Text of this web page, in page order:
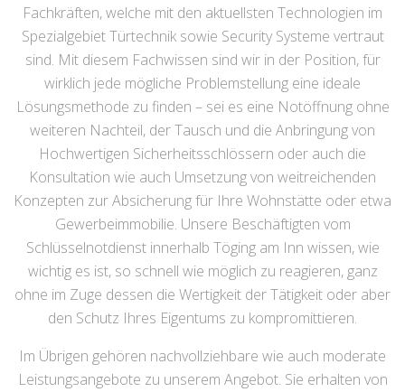
Fachkräften, welche mit den aktuellsten Technologien im
Spezialgebiet Türtechnik sowie Security Systeme vertraut
sind. Mit diesem Fachwissen sind wir in der Position, für
wirklich jede mögliche Problemstellung eine ideale
Lösungsmethode zu finden – sei es eine Notöffnung ohne
weiteren Nachteil, der Tausch und die Anbringung von
Hochwertigen Sicherheitsschlössern oder auch die
Konsultation wie auch Umsetzung von weitreichenden
Konzepten zur Absicherung für Ihre Wohnstätte oder etwa
Gewerbeimmobilie. Unsere Beschäftigten vom
Schlüsselnotdienst innerhalb Töging am Inn wissen, wie
wichtig es ist, so schnell wie möglich zu reagieren, ganz
ohne im Zuge dessen die Wertigkeit der Tätigkeit oder aber
den Schutz Ihres Eigentums zu kompromittieren.
Im Übrigen gehören nachvollziehbare wie auch moderate
Leistungsangebote zu unserem Angebot. Sie erhalten von